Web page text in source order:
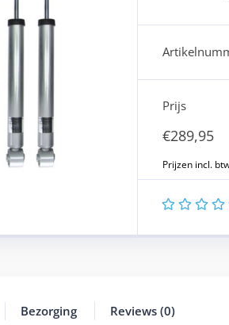
Prijs
€289,95
5
4
3
2
Bezorging Reviews (0)